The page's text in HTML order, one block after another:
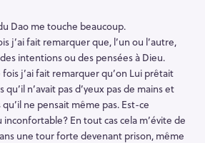
Dao me touche beaucoup.
j’ai fait remarquer que, l’un ou l’autre,
intentions ou des pensées à Dieu.
j’ai fait remarquer qu’on Lui prêtait
qu’il n’avait pas d’yeux pas de mains et
ne pensait même pas. Est-ce
En tout cas cela m’évite de
une tour forte devenant prison, même